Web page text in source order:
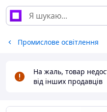
Промислове освітлення
На жаль, товар
від інших продавців